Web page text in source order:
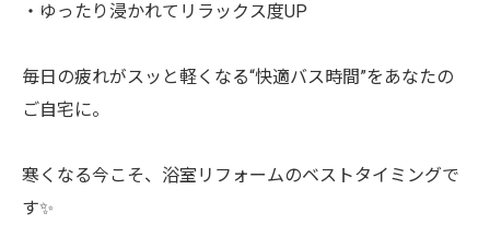
・ゆったり浸かれてリラックス度UP
毎日の疲れがスッと軽くなる“快適バス時間”をあなたの
ご自宅に。
寒くなる今こそ、浴室リフォームのベストタイミングで
す✨⁡